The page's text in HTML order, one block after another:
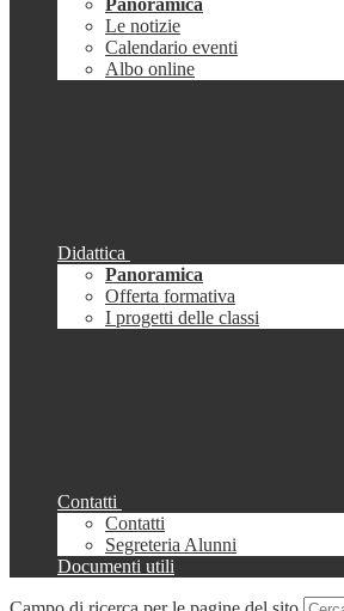
Panoramica
Le notizie
Calendario eventi
Albo online
Didattica
Panoramica
Offerta formativa
I progetti delle classi
Contatti
Contatti
Segreteria Alunni
Documenti utili